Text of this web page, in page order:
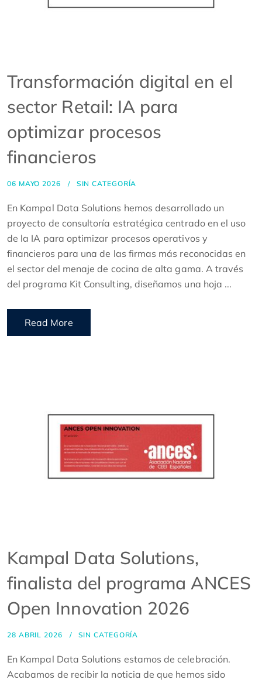
Transformación digital en el
sector Retail: IA para
optimizar procesos
financieros
06 MAYO 2026 SIN CATEGORÍA
En Kampal Data Solutions hemos desarrollado un
proyecto de consultoría estratégica centrado en el uso
de la IA para optimizar procesos operativos y
financieros para una de las firmas más reconocidas en
el sector del menaje de cocina de alta gama. A través
del programa Kit Consulting, diseñamos una hoja ...
Read More
Kampal Data Solutions,
finalista del programa ANCES
Open Innovation 2026
28 ABRIL 2026 SIN CATEGORÍA
En Kampal Data Solutions estamos de celebración.
Acabamos de recibir la noticia de que hemos sido